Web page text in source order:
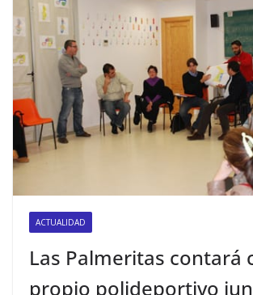
ACTUALIDAD
Las Palmeritas contará
propio polideportivo